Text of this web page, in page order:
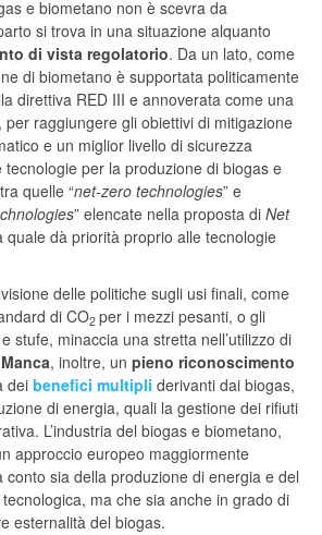
e biometano non è scevra da
si trova in una situazione alquanto
di vista regolatorio. Da un lato, come
di biometano è supportata politicamente
direttiva RED III e annoverata come una
raggiungere gli obiettivi di mitigazione
e un miglior livello di sicurezza
per la produzione di biogas e
quelle “net-zero technologies” e
” elencate nella proposta di Net
quale dà priorità proprio alle tecnologie
delle politiche sugli usi finali, come
di CO2 per i mezzi pesanti, o gli
stufe, minaccia una stretta nell’utilizzo di
Manca, inoltre, un pieno riconoscimento
dei benefici multipli derivanti dai biogas,
di energia, quali la gestione dei rifiuti
L’industria del biogas e biometano,
approccio europeo maggiormente
sia della produzione di energia e del
ma che sia anche in grado di
esternalità del biogas.